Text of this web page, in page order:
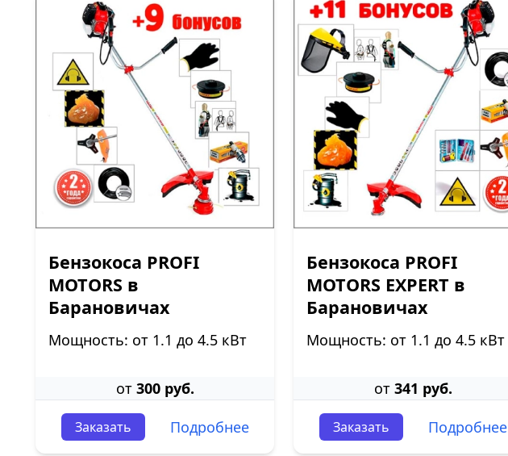
Бензокоса PROFI
MOTORS в
Барановичах
Мощность: от 1.1 до 4.5 кВт
от 300 руб.
Заказать Подробнее
Бензокоса PROFI
MOTORS EXPERT в
Барановичах
Мощность: от 1.1 до 4.5 кВт
от 341 руб.
Заказать Подробнее